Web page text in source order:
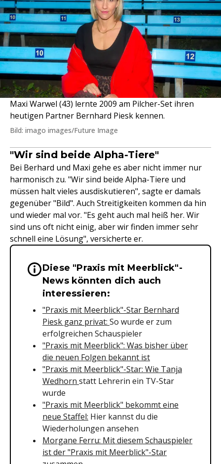
Maxi Warwel (43) lernte 2009 am Pilcher-Set ihren
heutigen Partner Bernhard Piesk kennen.
Bild: imago images/Future Image
"Wir sind beide Alpha-Tiere"
Bei Berhard und Maxi gehe es aber nicht immer nur
harmonisch zu. "Wir sind beide Alpha-Tiere und
müssen halt vieles ausdiskutieren", sagte er damals
gegenüber "Bild". Auch Streitigkeiten kommen da hin
und wieder mal vor. "Es geht auch mal heiß her. Wir
sind uns oft nicht einig, aber wir finden immer sehr
schnell eine Lösung", versicherte er.
Wichtige Hinweise &
Diese "Praxis mit Meerblick"-
News könnten dich auch
interessieren:
"Praxis mit Meerblick"-Star Bernhard
Piesk ganz privat: So wurde er zum
erfolgreichen Schauspieler
"Praxis mit Meerblick": Was bisher über
die neuen Folgen bekannt ist
"Praxis mit Meerblick"-Star: Wie Tanja
Wedhorn statt Lehrerin ein TV-Star
wurde
"Praxis mit Meerblick" bekommt eine
neue Staffel: Hier kannst du die
Wiederholungen ansehen
Morgane Ferru: Mit diesem Schauspieler
ist der "Praxis mit Meerblick"-Star